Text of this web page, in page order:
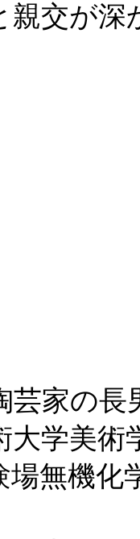
親交が深
家の長
学美術
場無機